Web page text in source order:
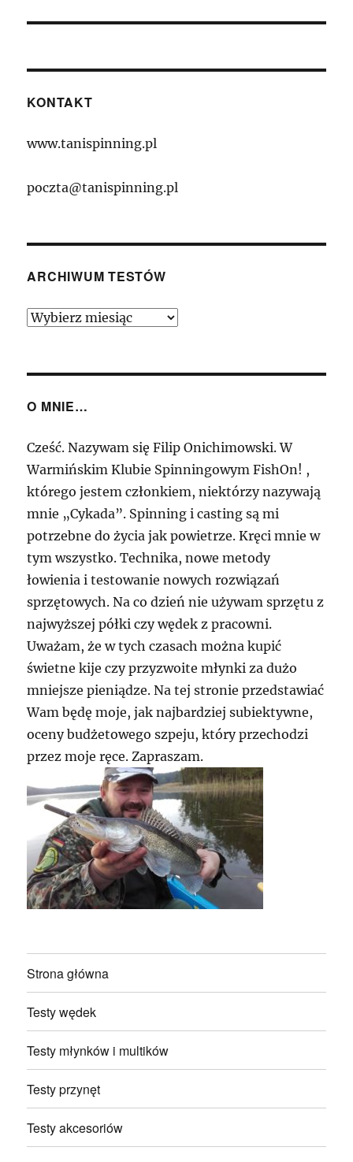
KONTAKT
www.tanispinning.pl
poczta@tanispinning.pl
ARCHIWUM TESTÓW
Archiwum
O MNIE…
Cześć. Nazywam się Filip Onichimowski. W
Warmińskim Klubie Spinningowym FishOn! ,
którego jestem członkiem, niektórzy nazywają
mnie „Cykada”. Spinning i casting są mi
potrzebne do życia jak powietrze. Kręci mnie w
tym wszystko. Technika, nowe metody
łowienia i testowanie nowych rozwiązań
sprzętowych. Na co dzień nie używam sprzętu z
najwyższej półki czy wędek z pracowni.
Uważam, że w tych czasach można kupić
świetne kije czy przyzwoite młynki za dużo
mniejsze pieniądze. Na tej stronie przedstawiać
Wam będę moje, jak najbardziej subiektywne,
oceny budżetowego szpeju, który przechodzi
przez moje ręce. Zapraszam.
Strona główna
Testy wędek
Testy młynków i multików
Testy przynęt
Testy akcesoriów